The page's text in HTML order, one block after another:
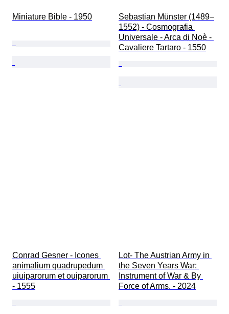
Miniature Bible - 1950
Sebastian Münster (1489–
1552) - Cosmografia
Universale - Arca di Noè -
Cavaliere Tartaro - 1550
Conrad Gesner - Icones
animalium quadrupedum
uiuiparorum et ouiparorum
- 1555
Lot- The Austrian Army in
the Seven Years War:
Instrument of War & By
Force of Arms. - 2024